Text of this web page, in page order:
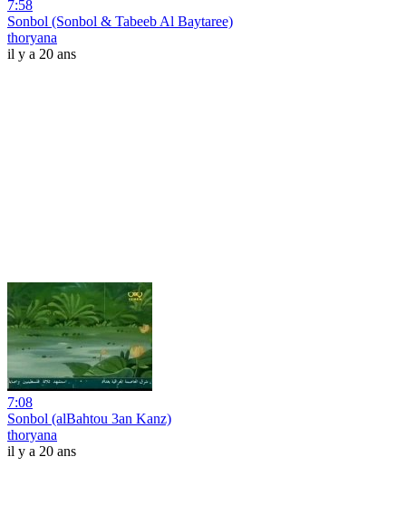
7:58
Sonbol (Sonbol & Tabeeb Al Baytaree)
thoryana
il y a 20 ans
7:08
Sonbol (alBahtou 3an Kanz)
thoryana
il y a 20 ans